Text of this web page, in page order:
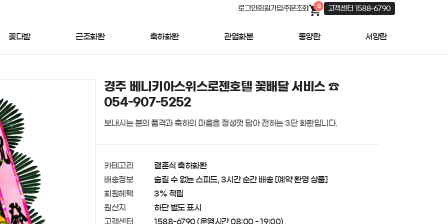
로그인회원가입주문조회 0 고객센터 1588-6790
꽃다발 근조화환 축하화환 관엽화분 동양란 서양란
경주 베니키아스위스로젠호텔 꽃배달 서비스 ☎️
054-907-5252
보내시는 분의 품격과 축하의 마음을 정성껏 담아 전하는 3단 화환입니다.
카테고리
결혼식 축하화환
배송정보
숨길 수 없는 스피드, 3시간 순간 배송 [예약 환영 상품]
회원혜택
3% 적립
원산지
하단 별도 표시
고객센터
1588-6790 (운영시간 08:00 - 19:00)